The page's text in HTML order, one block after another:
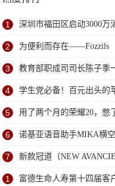
1 深圳市福田区启动3000万
2 为便利而存在——Fozzils
3 教育部职成司司长陈子季
研
4 学生党必备！百元出头的
5 用了两个月的荣耀20，憋
6 诺基亚语音助手MIKA横
7 新款冠道（NEW
1 富德生命人寿第十四届客